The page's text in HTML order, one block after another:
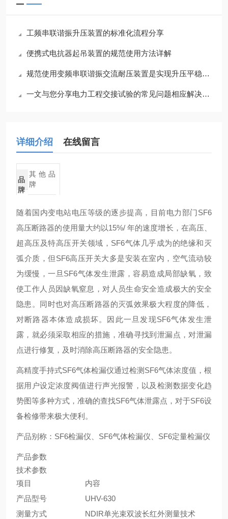
工频串联谐振升压装置的标准化流程分享
便携式电抗器起吊装置的规范使用方法详解
规范使用变频串联谐振交流耐压装置是实现升压平稳的根本保障
一文与您分享电力工程交接试验的常见问题相应解决方法
详细介绍 在线留言
品
牌
其他品
牌
随着国内变电站电压等级的逐步提高，目前电力部门SF6
高压断路器的使用量大约以15%/ 年的速度增长，在高压、
超高压及特高压开关领域，SF6气体几乎成为的绝缘和灭
弧介质，但SF6高压开关大多是安装在室内，空气流动较
为缓慢，一旦SF6气体发生泄露，容易造成局部缺氧，致
使工作人员因缺氧窒息，对人员生命安全造成极大的安全
隐患。同时也对高压断路器的灭弧效果极大程度的降低，
对断路器本体造成损坏。因此一旦发现SF6气体发生泄
露，就必须采取相应的措施，准确寻找到泄漏点，对泄漏
点进行修复，及时消除高压断路器的安全隐患。
高精度手持式SF6气体检漏仪通过检测SF6气体浓度值，根
据用户设定浓度阀值进行声光报警，以及检测数据变化趋
势图等多种方式，准确的查找SF6气体泄露点，对于SF6设
备检修带来极大便利。
产品别称：SF6检漏仪、SF6气体检漏仪、SF6定量检漏仪
产品参数
技术参数
项目
内容
产品型号
UHV-630
测量方式
NDIR单光束双波长红外测量技术